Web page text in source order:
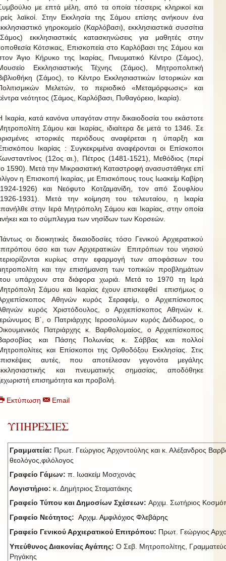
με επτά μέλη, από τα οποία τέσσερις κληρικοί και
λαϊκοί. Στην Εκκλησία της Σάμου επίσης ανήκουν ένα
γηροκομείο (Καρλόβασι), εκκλησιαστικά συσσίτια
εκκλησιαστικές κατασκηνώσεις για μαθητές στην
Κότσικας, Επισκοπεία στο Καρλόβασι της Σάμου και
Άγιο Κήρυκο της Ικαρίας, Πνευματικό Κέντρο (Σάμος),
Εκκλησιαστικής Τέχνης (Σάμος), Μητροπολιτική
(Σάμος), το Κέντρο Εκκλησιαστικών Ιστορικών και
Μελετών, το περιοδικό «Μεταμόρφωσις» και
νεότητος (Σάμος, Καρλόβασι, Πυθαγόρειο, Ικαρία).
Ικαρία, κατά κανόνα υπαγόταν στην δικαιοδοσία του εκάστοτε
Σάμου και Ικαρίας, ιδιαίτερα δε μετά το 1346. Σε
ιστορικές περιόδους αναφέρεται η ύπαρξη και
Ικαρίας : Συγκεκριμένα αναφέρονται οι Επίσκοποι
(12ος αι.), Πέτρος (1481-1521), Μεθόδιος (περί
1590). Μετά την Μικρασιατική Καταστροφή ανασυστάθηκε επί
η Επισκοπή Ικαρίας, με Επισκόπους τους Ιωακείμ Καβίρη
1926) και Νεόφυτο Κοτζαμανίδη, τον από Σουφλίου
1931). Μετά την κοίμηση του τελευταίου, η Ικαρία
στην Ιερά Μητρόπολη Σάμου και Ικαρίας, στην οποία
και το σύμπλεγμα των νησίδων των Κορσεών.
οι διοικητικές δικαιοδοσίες τόσο Γενικού Αρχιερατικού
όσο και των Αρχιερατικών Επιτρόπων του νησιού
κυρίως στην εφαρμογή των αποφάσεων του
και την επισήμανση των τοπικών προβλημάτων
υπάρχουν στα διάφορα χωριά. Μετά το 1970 τη Ιερά
Σάμου και Ικαρίας έχουν επισκεφθεί επισήμως ο
Αθηνών κυρός Σεραφείμ, ο Αρχιεπίσκοπος
κυρός Χριστόδουλος, ο Αρχιεπίσκοπος Αθηνών κ.
Β΄, ο Πατριάρχης Ιεροσολύμων κυρός Διόδωρος, ο
Πατριάρχης κ. Βαρθολομαίος, ο Αρχιεπίσκοπος
και Πάσης Πολωνίας κ. Σάββας και πολλοί
και Επίσκοποι της Ορθοδόξου Εκκλησίας. Στις
αυτές, που αποτέλεσαν γεγονότα μεγάλης
και πνευματικής σημασίας, αποδόθηκε
επισημότητα και προβολή.
Εκτύπωση Email
ΥΠΗΡΕΣΙΕΣ
Γραμματεία: Πρωτ. Γεώργιος Ἀρχοντούλης και κ. Αλέξανδρος
θεολόγος,φιλόλογος
Γραφείο Γάμων: π. Ιωακείμ Μοσχονάς
Λογιστήριο: κ. Δημήτριος Σταματάκης
Γραφείο Τύπου και Δημοσίων Σχέσεων: Αρχιμ. Σωτήριος
Γραφείο Νεότητος: Αρχιμ. Αμφιλόχιος Φλεβάρης
Γραφείο Γενικού Αρχιερατικού Επιτρόπου: Πρωτ. Γεώργιος
Υπεύθυνος Διακονίας Αγάπης: Ο Σεβ. Μητροπολίτης,
Ρηγάκης